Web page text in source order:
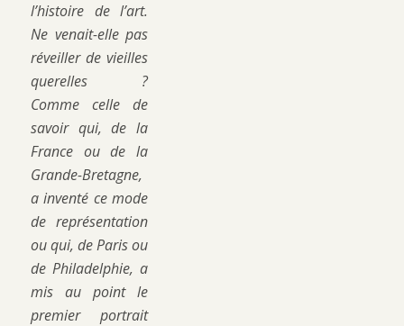
l’histoire de l’art.
Ne venait-elle pas
réveiller de vieilles
querelles ?
Comme celle de
savoir qui, de la
France ou de la
Grande-Bretagne,
a inventé ce mode
de représentation
ou qui, de Paris ou
de Philadelphie, a
mis au point le
premier portrait